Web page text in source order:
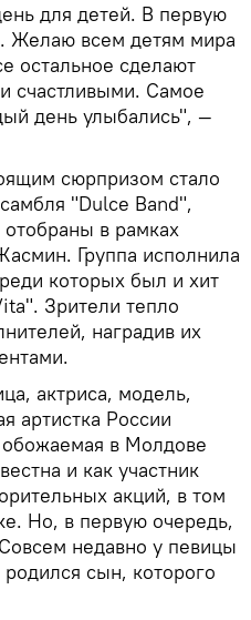
для детей. В первую
Желаю всем детям мира
остальное сделают
счастливыми. Самое
день улыбались", —
сюрпризом стало
"Dulce Band",
в рамках
Группа исполнила
которых был и хит
Зрители тепло
наградив их
актриса, модель,
артистка России
в Молдове
и как участник
акций, в том
Но, в первую очередь,
недавно у певицы
сын, которого